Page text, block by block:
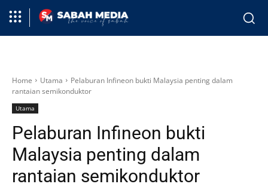
Home Utama
Pelaburan Infineon bukti Malaysia penting dalam
rantaian semikonduktor
Utama
Pelaburan Infineon bukti
Malaysia penting dalam
rantaian semikonduktor